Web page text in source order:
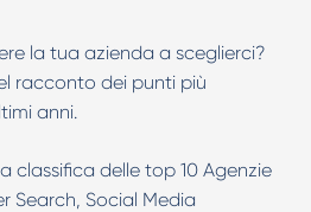
la tua azienda a sceglierci?
racconto dei punti più
anni.
classifica delle top 10 Agenzie
Search, Social Media